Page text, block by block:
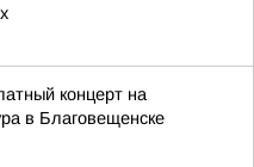
концерт на
в Благовещенске